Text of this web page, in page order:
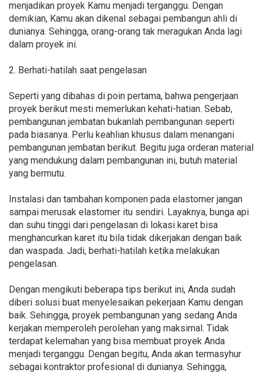
menjadikan proyek Kamu menjadi terganggu. Dengan
demikian, Kamu akan dikenal sebagai pembangun ahli di
dunianya. Sehingga, orang-orang tak meragukan Anda lagi
dalam proyek ini.
2. Berhati-hatilah saat pengelasan
Seperti yang dibahas di poin pertama, bahwa pengerjaan
proyek berikut mesti memerlukan kehati-hatian. Sebab,
pembangunan jembatan bukanlah pembangunan seperti
pada biasanya. Perlu keahlian khusus dalam menangani
pembangunan jembatan berikut. Begitu juga orderan material
yang mendukung dalam pembangunan ini, butuh material
yang bermutu.
Instalasi dan tambahan komponen pada elastomer jangan
sampai merusak elastomer itu sendiri. Layaknya, bunga api
dan suhu tinggi dari pengelasan di lokasi karet bisa
menghancurkan karet itu bila tidak dikerjakan dengan baik
dan waspada. Jadi, berhati-hatilah ketika melakukan
pengelasan.
Dengan mengikuti beberapa tips berikut ini, Anda sudah
diberi solusi buat menyelesaikan pekerjaan Kamu dengan
baik. Sehingga, proyek pembangunan yang sedang Anda
kerjakan memperoleh perolehan yang maksimal. Tidak
terdapat kelemahan yang bisa membuat proyek Anda
menjadi terganggu. Dengan begitu, Anda akan termasyhur
sebagai kontraktor profesional di dunianya. Sehingga,